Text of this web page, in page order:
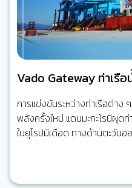
Vado Gateway ท่าเรื
การแข่งขันระหว่างท่าเรือต่าง
พลังครั้งใหม่ แดนมะกะโรนีผุด
ในยุโรปมีเดือด ทางด้านตะวัน
Vado Ligure นี่คือเมืองติดท
ตารางเมตรไว้สำหรับขนย้าย
แห่งนี้ถูกยกให้เป็นท่าเรือที่มีสิ่